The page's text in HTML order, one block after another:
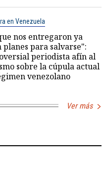
en Venezuela
nos entregaron ya
planes para salvarse":
periodista afín al
sobre la cúpula actual
venezolano
Ver más